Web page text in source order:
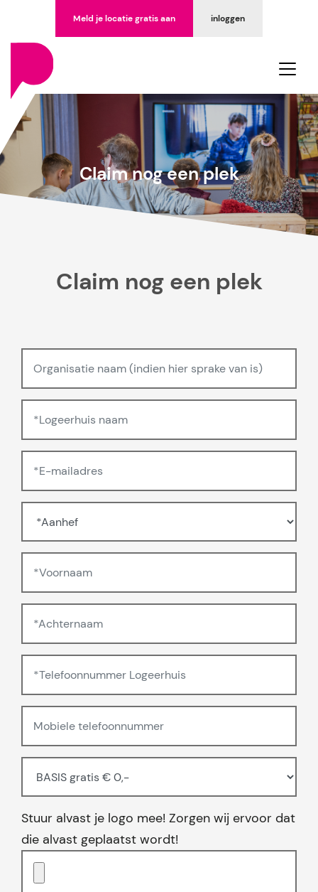
inloggen
Meld je locatie gratis aan
Claim nog een plek
Claim nog een plek
Stuur alvast je logo mee! Zorgen wij ervoor dat
die alvast geplaatst wordt!